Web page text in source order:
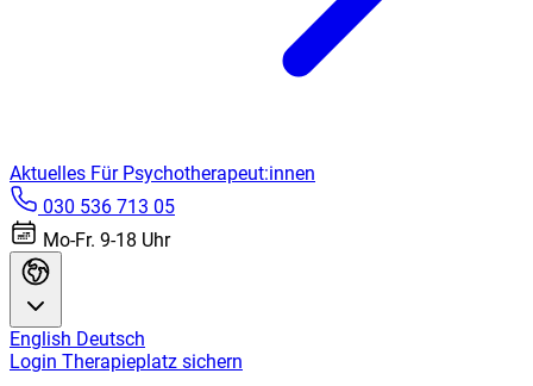
Aktuelles Für Psychotherapeut:innen
030 536 713 05
Mo-Fr. 9-18 Uhr
English Deutsch
Login Therapieplatz sichern